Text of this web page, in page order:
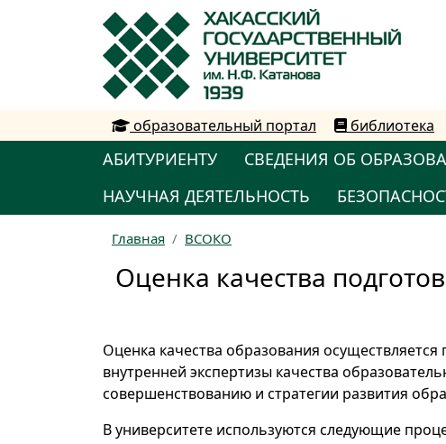
образовательный портал
библиотека
АБИТУРИЕНТУ СВЕДЕНИЯ ОБ
НАУЧНАЯ ДЕЯТЕЛЬНОСТЬ
Главная ВСОКО
Оценка качества
Оценка качества образования
внутренней экспертизы качества
совершенствованию и стратегии развития
В университете используются следующие